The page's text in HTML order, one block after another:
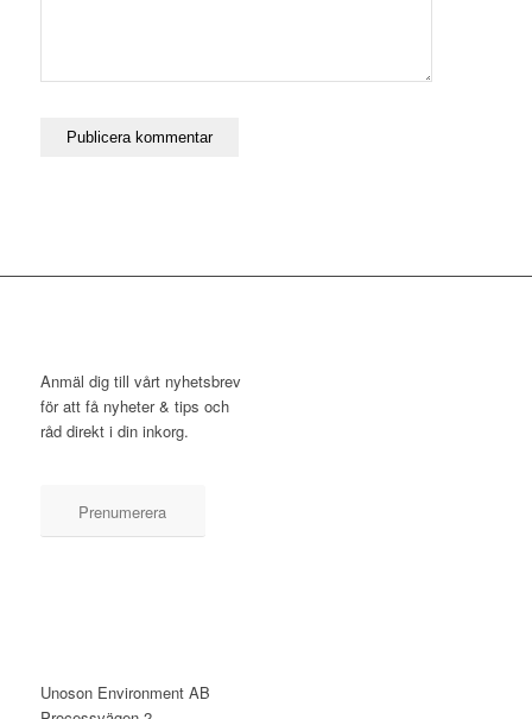
Anmäl dig till vårt nyhetsbrev
för att få nyheter & tips och
råd direkt i din inkorg.
Prenumerera
Unoson Environment AB